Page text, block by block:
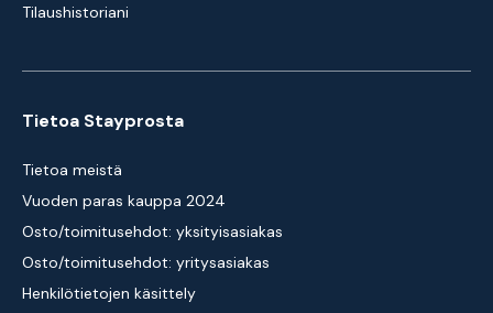
Tilaushistoriani
Tietoa Stayprosta
Tietoa meistä
Vuoden paras kauppa 2024
Osto/toimitusehdot: yksityisasiakas
Osto/toimitusehdot: yritysasiakas
Henkilötietojen käsittely